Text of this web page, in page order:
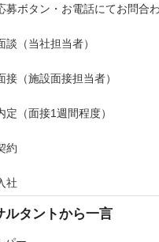
募ボタン・お電話にてお問合
談（当社担当者）
接（施設面接担当者）
定（面接1週間程度）
約
社
ルタントから一言